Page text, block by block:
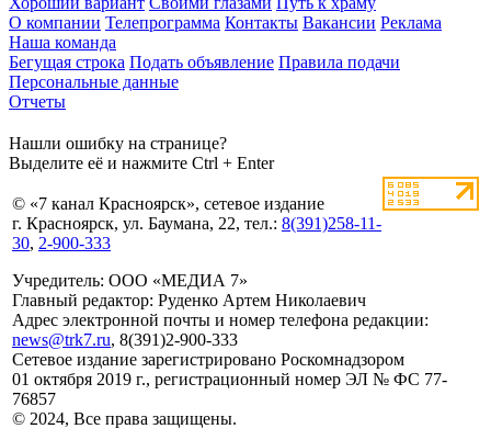
О компании Телепрограмма Контакты Вакансии Реклама
Наша команда
Бегущая строка Подать объявление Правила подачи
Персональные данные
Отчеты
Нашли ошибку на странице?
Выделите её и нажмите Ctrl + Enter
© «7 канал Красноярск», сетевое издание
г. Красноярск, ул. Баумана, 22, тел.: 8(391)258-11-
30, 2-900-333
Учредитель: ООО «МЕДИА 7»
Главный редактор: Руденко Артем Николаевич
Адрес электронной почты и номер телефона редакции:
news@trk7.ru, 8(391)2-900-333
Сетевое издание зарегистрировано Роскомнадзором
01 октября 2019 г., регистрационный номер ЭЛ № ФС 77-
76857
© 2024, Все права защищены.